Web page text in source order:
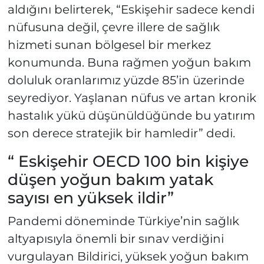
aldığını belirterek, “Eskişehir sadece kendi
nüfusuna değil, çevre illere de sağlık
hizmeti sunan bölgesel bir merkez
konumunda. Buna rağmen yoğun bakım
doluluk oranlarımız yüzde 85’in üzerinde
seyrediyor. Yaşlanan nüfus ve artan kronik
hastalık yükü düşünüldüğünde bu yatırım
son derece stratejik bir hamledir” dedi.
“ Eskişehir OECD 100 bin kişiye
düşen yoğun bakım yatak
sayısı en yüksek ildir”
Pandemi döneminde Türkiye’nin sağlık
altyapısıyla önemli bir sınav verdiğini
vurgulayan Bildirici, yüksek yoğun bakım